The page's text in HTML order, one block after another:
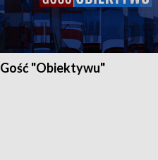
Gość "Obiektywu"